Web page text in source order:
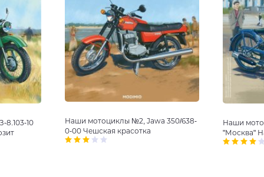
10
Наши мотоциклы №2, Jawa 350/638-
0-00 Чешская красотка
Наши
"Москва"